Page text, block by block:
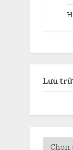
Lưu trữ
Lưu